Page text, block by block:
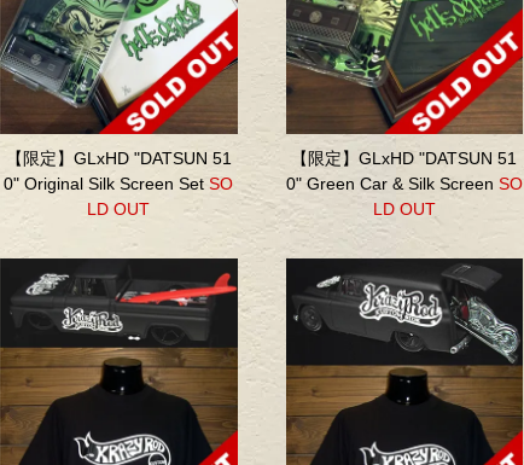
【限定】GLxHD "DATSUN 51
0" Original Silk Screen Set SO
LD OUT
【限定】GLxHD "DATSUN 51
0" Green Car & Silk Screen SO
LD OUT